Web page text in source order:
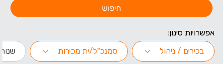
חיפוש
אפשרויות סינון:
בכירים / ניהול
סמנכ"ל/ית מכירות שנות